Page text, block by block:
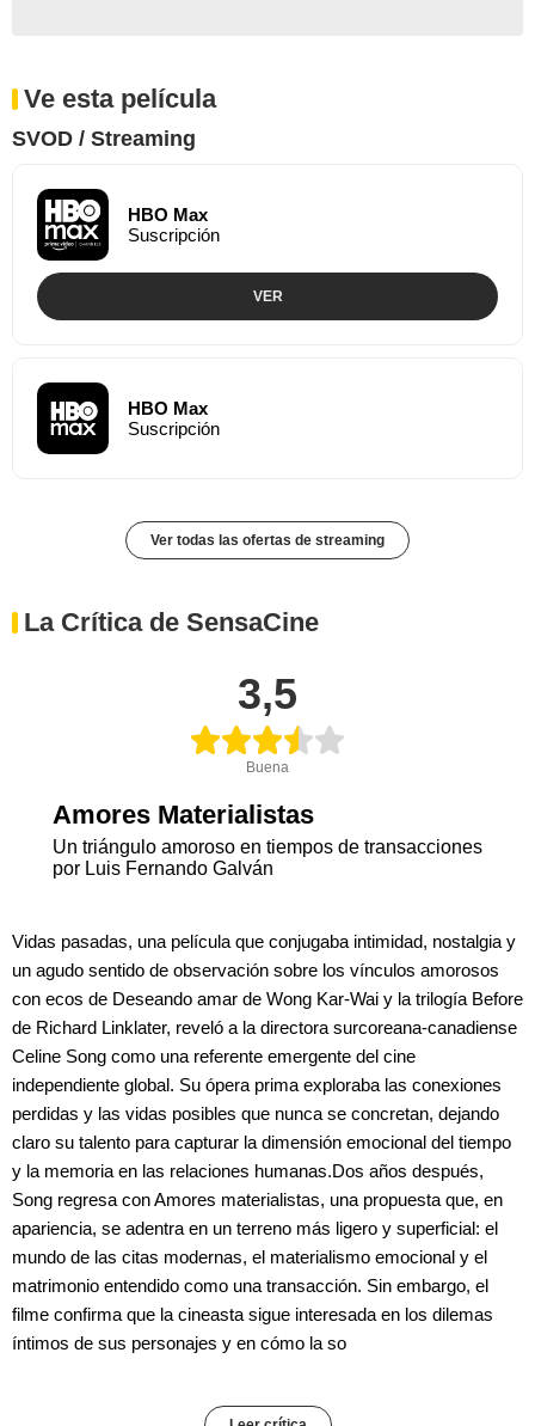
Ve esta película
SVOD / Streaming
HBO Max
Suscripción
VER
HBO Max
Suscripción
Ver todas las ofertas de streaming
La Crítica de SensaCine
3,5
Buena
Amores Materialistas
Un triángulo amoroso en tiempos de transacciones
por Luis Fernando Galván
Vidas pasadas, una película que conjugaba intimidad, nostalgia y
un agudo sentido de observación sobre los vínculos amorosos
con ecos de Deseando amar de Wong Kar-Wai y la trilogía Before
de Richard Linklater, reveló a la directora surcoreana-canadiense
Celine Song como una referente emergente del cine
independiente global. Su ópera prima exploraba las conexiones
perdidas y las vidas posibles que nunca se concretan, dejando
claro su talento para capturar la dimensión emocional del tiempo
y la memoria en las relaciones humanas.Dos años después,
Song regresa con Amores materialistas, una propuesta que, en
apariencia, se adentra en un terreno más ligero y superficial: el
mundo de las citas modernas, el materialismo emocional y el
matrimonio entendido como una transacción. Sin embargo, el
filme confirma que la cineasta sigue interesada en los dilemas
íntimos de sus personajes y en cómo la so